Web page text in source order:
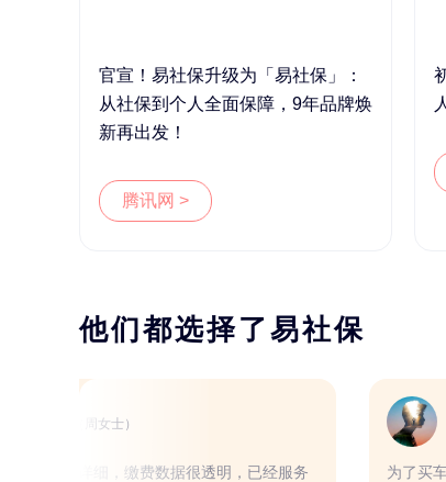
官宣！易社保升级为「易社保」：
从社保到个人全面保障，9年品牌焕
新再出发！
腾讯网 >
他们都选择了易社保
新媒体人
非常棒，客服解释的很详细，缴费数据很透明，已经服务